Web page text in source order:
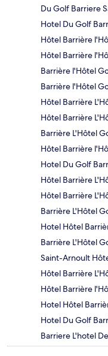
Du Golf Barriere
Hotel Du Golf
Hôtel Barrière
Hôtel Barrière
Barrière l'Hôtel
Barrière l'Hôtel
Hôtel Barrière
Hôtel Barrière
Barrière L'Hôtel
Hôtel Barrière
Hotel Du Golf
Hôtel Barrière
Hôtel Barrière
Barrière L'Hôtel
Hotel Hôtel
Barrière L'Hôtel
Saint-Arnoult
Hôtel Barrière
Hôtel Barrière
Hotel Hôtel
Hotel Du Golf
Barriere L'hotel